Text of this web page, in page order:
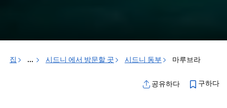
집 ... 시드니 에서 방문할 곳 시드니 동부 마루브라
공유하다 구하다